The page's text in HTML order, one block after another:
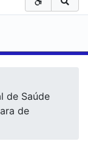
de Saúde
de